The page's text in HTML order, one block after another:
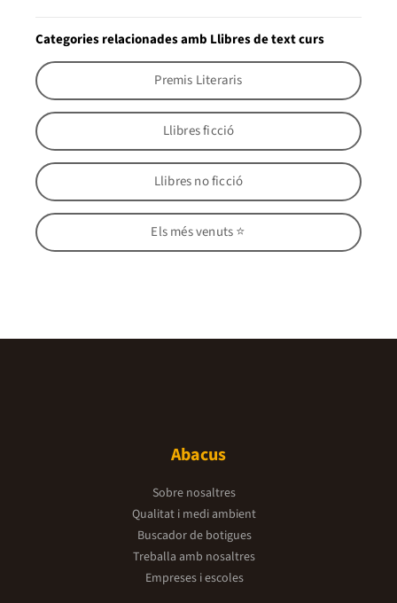
Categories relacionades amb Llibres de text curs
Premis Literaris
Llibres ficció
Llibres no ficció
Els més venuts ⭐
Abacus
Sobre nosaltres
Qualitat i medi ambient
Buscador de botigues
Treballa amb nosaltres
Empreses i escoles